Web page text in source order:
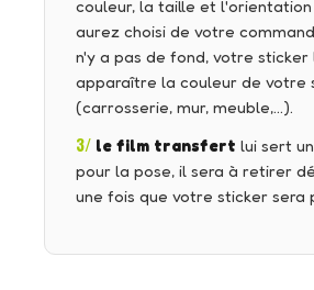
couleur, la taille et l'orientation
aurez choisi de votre
n'y a pas de fond, votre sticker
apparaître la couleur de votre
(carrosserie, mur, meuble,…).
3/ le film transfert lui sert
pour la pose, il sera à retirer
une fois que votre sticker sera